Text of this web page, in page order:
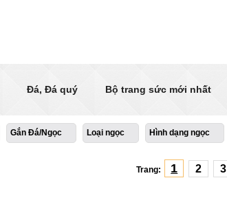
Đá, Đá quý Bộ trang sức mới nhất
Gắn Đá/Ngọc Loại ngọc Hình dạng ngọc
Trang: 1 2 3